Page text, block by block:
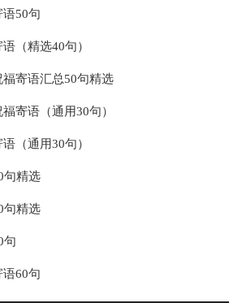
50句
（精选40句）
寄语汇总50句精选
寄语（通用30句）
（通用30句）
句精选
句精选
句
60句